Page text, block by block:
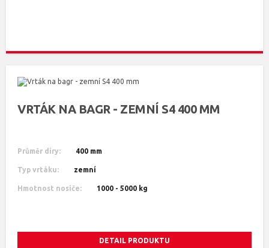
VRTÁK NA BAGR - ZEMNÍ S4 400 MM
Průměr díry: 400 mm
Typ vrtáku: zemní
Hmotnost nosiče: 1000 - 5000 kg
DETAIL PRODUKTU